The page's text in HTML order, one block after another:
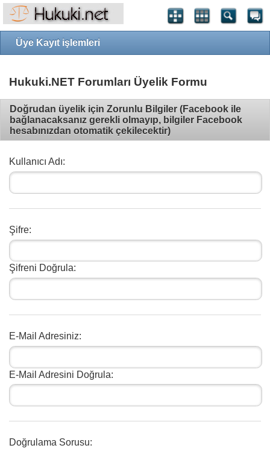
Üye Kayıt işlemleri
Hukuki.NET Forumları Üyelik Formu
Doğrudan üyelik için Zorunlu Bilgiler (Facebook ile
bağlanacaksanız gerekli olmayıp, bilgiler Facebook
hesabınızdan otomatik çekilecektir)
Kullanıcı Adı:
Şifre:
Şifreni Doğrula:
E-Mail Adresiniz:
E-Mail Adresini Doğrula:
Doğrulama Sorusu: